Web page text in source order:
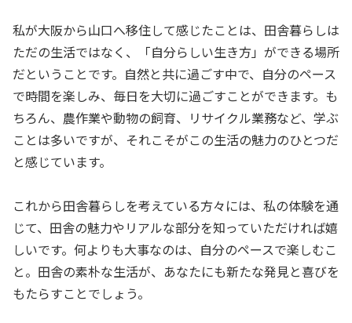
私が大阪から山口へ移住して感じたことは、田舎暮らしは
ただの生活ではなく、「自分らしい生き方」ができる場所
だということです。自然と共に過ごす中で、自分のペース
で時間を楽しみ、毎日を大切に過ごすことができます。も
ちろん、農作業や動物の飼育、リサイクル業務など、学ぶ
ことは多いですが、それこそがこの生活の魅力のひとつだ
と感じています。
これから田舎暮らしを考えている方々には、私の体験を通
じて、田舎の魅力やリアルな部分を知っていただければ嬉
しいです。何よりも大事なのは、自分のペースで楽しむこ
と。田舎の素朴な生活が、あなたにも新たな発見と喜びを
もたらすことでしょう。